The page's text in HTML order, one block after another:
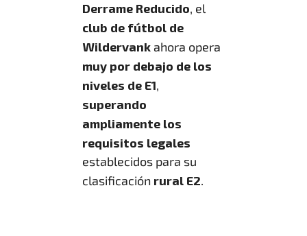
Derrame Reducido, el
club de fútbol de
Wildervank ahora opera
muy por debajo de los
niveles de E1,
superando
ampliamente los
requisitos legales
establecidos para su
clasificación rural E2.